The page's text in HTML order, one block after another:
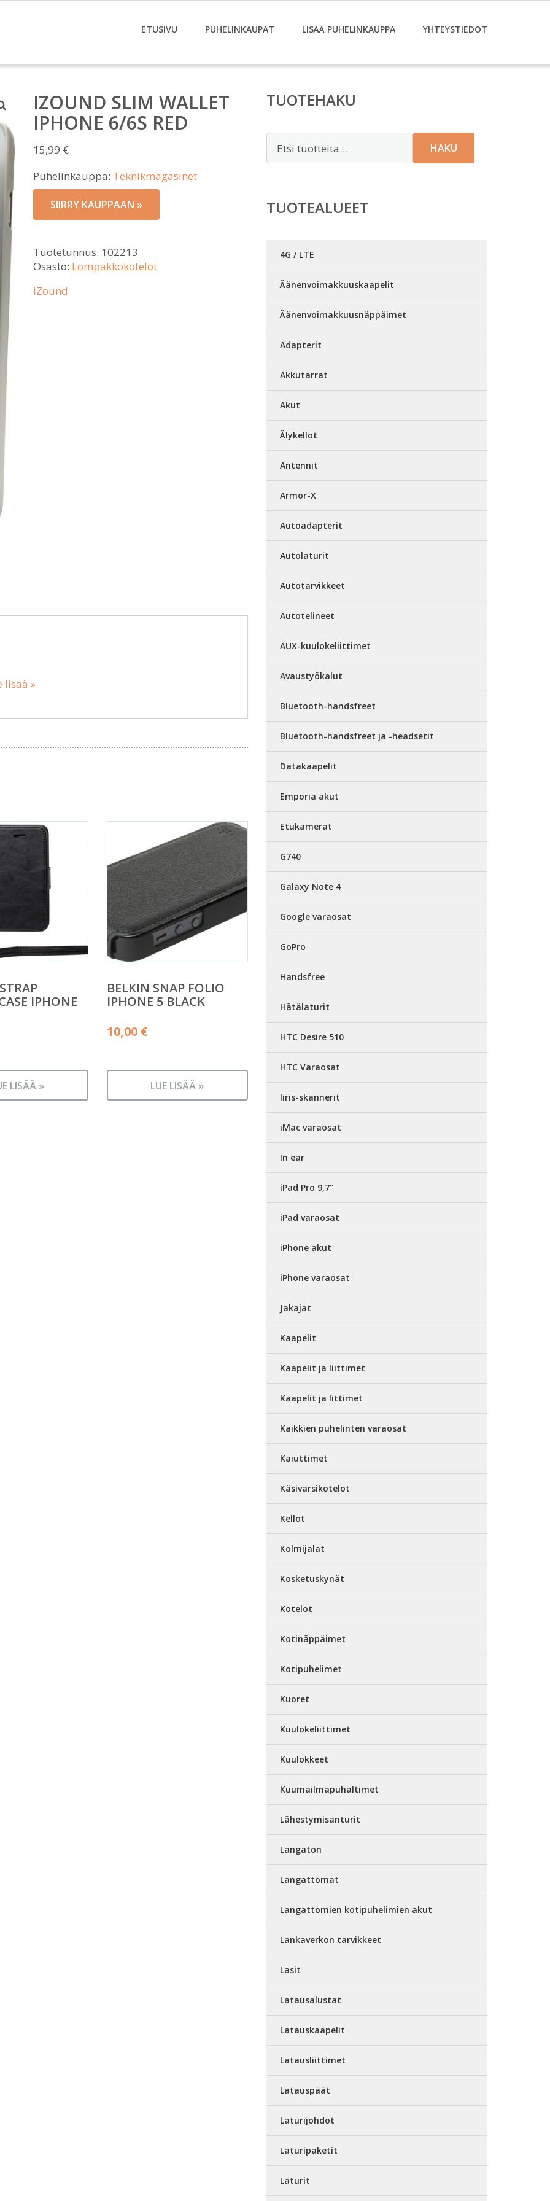
ETUSIVU PUHELINKAUPAT LISÄÄ PUHELINKAUPPA YHTEYSTIEDOT
IZOUND SLIM WALLET
IPHONE 6/6S RED
15,99 €
Puhelinkauppa: Teknikmagasinet
SIIRRY KAUPPAAN »
Tuotetunnus: 102213
Osasto: Lompakkokotelot
iZound
lisää »
IPHONE
LISÄÄ »
BELKIN SNAP FOLIO
IPHONE 5 BLACK
10,00 €
LUE LISÄÄ »
TUOTEHAKU
HAKU
TUOTEALUEET
4G / LTE
Äänenvoimakkuuskaapelit
Äänenvoimakkuusnäppäimet
Adapterit
Akkutarrat
Akut
Älykellot
Antennit
Armor-X
Autoadapterit
Autolaturit
Autotarvikkeet
Autotelineet
AUX-kuulokeliittimet
Avaustyökalut
Bluetooth-handsfreet
Bluetooth-handsfreet ja -headsetit
Datakaapelit
Emporia akut
Etukamerat
G740
Galaxy Note 4
Google varaosat
GoPro
Handsfree
Hätälaturit
HTC Desire 510
HTC Varaosat
Iiris-skannerit
iMac varaosat
In ear
iPad Pro 9,7"
iPad varaosat
iPhone akut
iPhone varaosat
Jakajat
Kaapelit
Kaapelit ja liittimet
Kaapelit ja littimet
Kaikkien puhelinten varaosat
Kaiuttimet
Käsivarsikotelot
Kellot
Kolmijalat
Kosketuskynät
Kotelot
Kotinäppäimet
Kotipuhelimet
Kuoret
Kuulokeliittimet
Kuulokkeet
Kuumailmapuhaltimet
Lähestymisanturit
Langaton
Langattomat
Langattomien kotipuhelimien akut
Lankaverkon tarvikkeet
Lasit
Latausalustat
Latauskaapelit
Latausliittimet
Latauspäät
Laturijohdot
Laturipaketit
Laturit